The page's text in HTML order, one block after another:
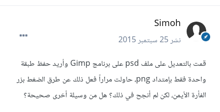
Simoh
نشر25 سبتمبر 2015
قمت بالتعديل على ملف psd على برنامج Gimp وأريد حفظ طبقة
واحدة فقط بإمتداد png، حاولت مراراً فعل ذلك عن طرق الضغط بزر
الفأرة الأيمن، لكن لم أنجح في ذلك؟ هل من وسيلة أخرى صحيحة؟